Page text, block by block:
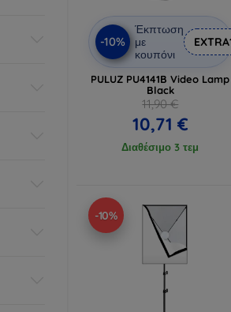
-10%
Έκπτωση
με
κουπόνι
PULUZ PU4141B Video Lamp
Black
11,90 €
10,71 €
Διαθέσιμο 3 τεμ
-10%